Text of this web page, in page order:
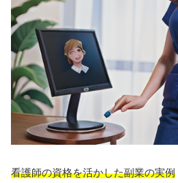
看護師の資格を活かした副業の実例